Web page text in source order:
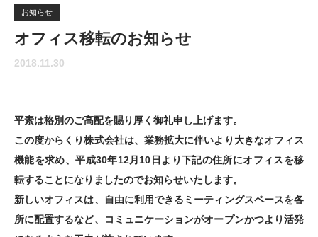
お知らせ
オフィス移転のお知らせ
2018.11.30
平素は格別のご高配を賜り厚く御礼申し上げます。
この度からくり株式会社は、業務拡大に伴いより大きなオフィス
機能を求め、平成30年12月10日より下記の住所にオフィスを移
転することになりましたのでお知らせいたします。
新しいオフィスは、自由に利用できるミーティングスペースを各
所に配置するなど、コミュニケーションがオープンかつより活発